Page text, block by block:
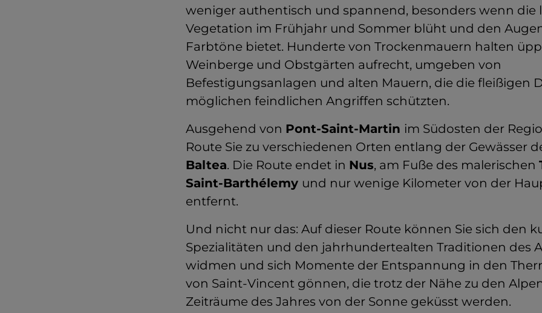
weniger authentisch und spannend, besonders wenn die
Vegetation im Frühjahr und Sommer blüht und den
Farbtöne bietet. Hunderte von Trockenmauern halten
Weinberge und Obstgärten aufrecht, umgeben von
Befestigungsanlagen und alten Mauern, die die fleißigen
möglichen feindlichen Angriffen schützten.
Ausgehend von Pont-Saint-Martin im Südosten der
Route Sie zu verschiedenen Orten entlang der Gewässer
Baltea. Die Route endet in Nus, am Fuße des malerischen
Saint-Barthélemy und nur wenige Kilometer von der
entfernt.
Und nicht nur das: Auf dieser Route können Sie sich den
Spezialitäten und den jahrhundertealten Traditionen des
widmen und sich Momente der Entspannung in den
von Saint-Vincent gönnen, die trotz der Nähe zu den
Zeiträume des Jahres von der Sonne geküsst werden.